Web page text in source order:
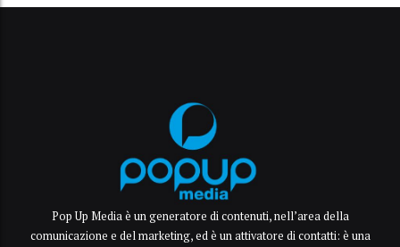
Pop Up Media è un generatore di contenuti, nell’area della
comunicazione e del marketing, ed è un attivatore di contatti: è una